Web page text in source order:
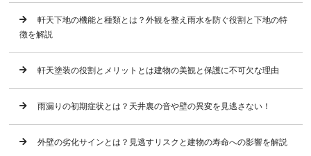
軒天下地の機能と種類とは？外観を整え雨水を防ぐ役割と下地の特
徴を解説
軒天塗装の役割とメリットとは建物の美観と保護に不可欠な理由
雨漏りの初期症状とは？天井裏の音や壁の異変を見逃さない！
外壁の劣化サインとは？見逃すリスクと建物の寿命への影響を解説